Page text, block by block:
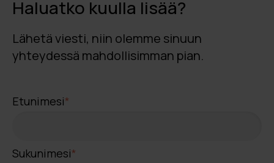
Haluatko kuulla lisää?
Lähetä viesti, niin olemme sinuun
yhteydessä mahdollisimman pian.
Etunimesi*
Sukunimesi*